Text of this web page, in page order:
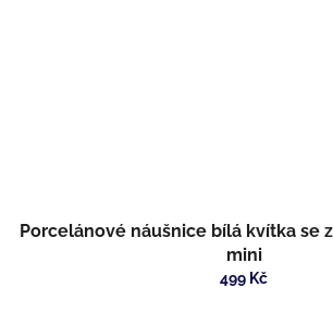
Porcelánové náušnice bílá kvítka se
mini
499 Kč